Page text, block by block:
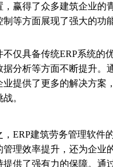
，赢得了众多建筑企业的
制等方面展现了强大的功
具备传统ERP系统的优
据分析等方面不断提升。
业提供了更多的解决方案
。
建筑劳务管理软件
管理效率提升，还为企业
提供了强有力的保障。通